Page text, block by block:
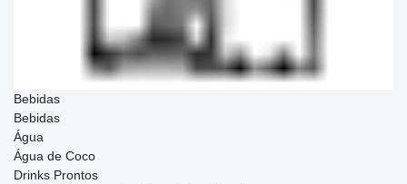
Bebidas
Bebidas
Água
Água de Coco
Drinks Prontos